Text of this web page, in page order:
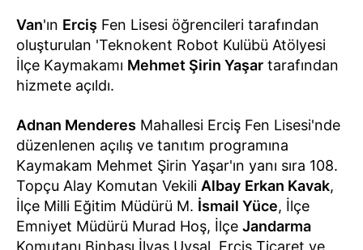
Van'ın Erciş Fen Lisesi öğrencileri tarafından
oluşturulan 'Teknokent Robot Kulübü Atölyesi
İlçe Kaymakamı Mehmet Şirin Yaşar tarafından
hizmete açıldı.
Adnan Menderes Mahallesi Erciş Fen Lisesi'nde
düzenlenen açılış ve tanıtım programına
Kaymakam Mehmet Şirin Yaşar'ın yanı sıra 108.
Topçu Alay Komutan Vekili Albay Erkan Kavak,
İlçe Milli Eğitim Müdürü M. İsmail Yüce, İlçe
Emniyet Müdürü Murad Hoş, İlçe Jandarma
Komutanı Binbaşı İlyas Uysal, Erciş Ticaret ve